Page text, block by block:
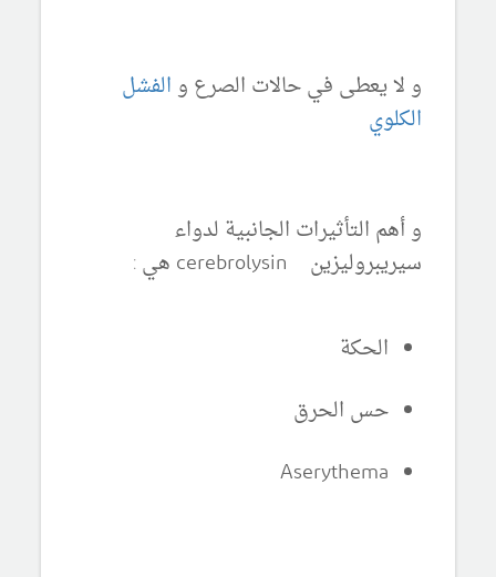
و لا يعطى في حالات الصرع و الفشل
الكلوي
و أهم التأثيرات الجانبية لدواء
سيريبروليزين cerebrolysin هي :
الحكة
حس الحرق
Aserythema